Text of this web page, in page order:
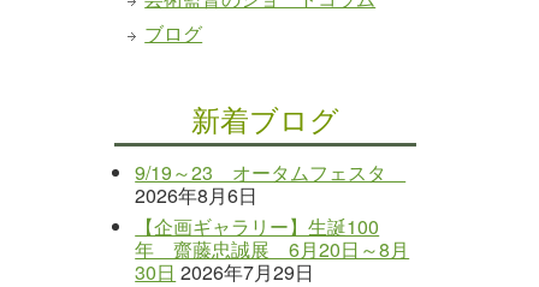
ブログ
新着ブログ
9/19～23 オータムフェスタ
2026年8月6日
【企画ギャラリー】生誕100
年 齋藤忠誠展 6月20日～8月
30日 2026年7月29日